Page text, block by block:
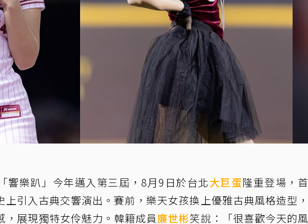
響樂趴」今年邁入第三屆，8月9日於台北大巨蛋隆重登場，首
引入古典交響演出。賽前，樂天女孩換上優雅古典風格造型，
展現獨特女伶魅力。韓籍成員廉世彬笑說：「很喜歡今天的風